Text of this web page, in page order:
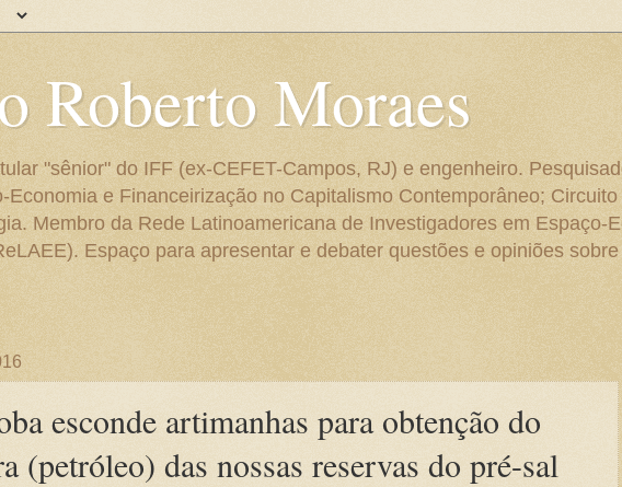
Roberto Moraes
"sênior" do IFF (ex-CEFET-Campos, RJ) e engenheiro.
Economia e Financeirização no Capitalismo Contemporâneo;
Membro da Rede Latinoamericana de Investigadores em Espaço-
Espaço para apresentar e debater questões e opiniões
esconde artimanhas para obtenção do
(petróleo) das nossas reservas do pré-sal